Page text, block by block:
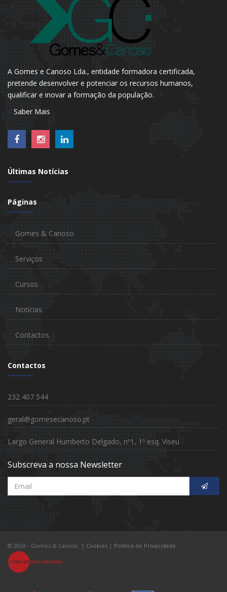
A Gomes e Canoso Lda., entidade formadora certificada,
pretende desenvolver e potenciar os recursos humanos,
qualificar e inovar a formação da população.
Saber Mais
Últimas Notícias
Páginas
Gomes & Canoso
Serviços
Cursos
Notícias
Contactos
Contactos
232 407 544
geral@gomesecanoso.pt
Largo General Humberto Delgado, nº1, 1º esq. Viseu
Subscreva a nossa Newsletter
© 2026 - Gomes & Canoso. | Cookies | Política de Privacidade